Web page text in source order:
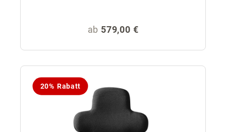
Regulärer Preis:
ab 579,00 €
20% Rabatt